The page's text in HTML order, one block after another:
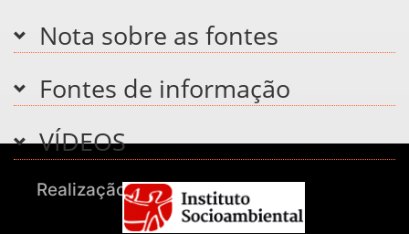
Nota sobre as fontes
Fontes de informação
VÍDEOS